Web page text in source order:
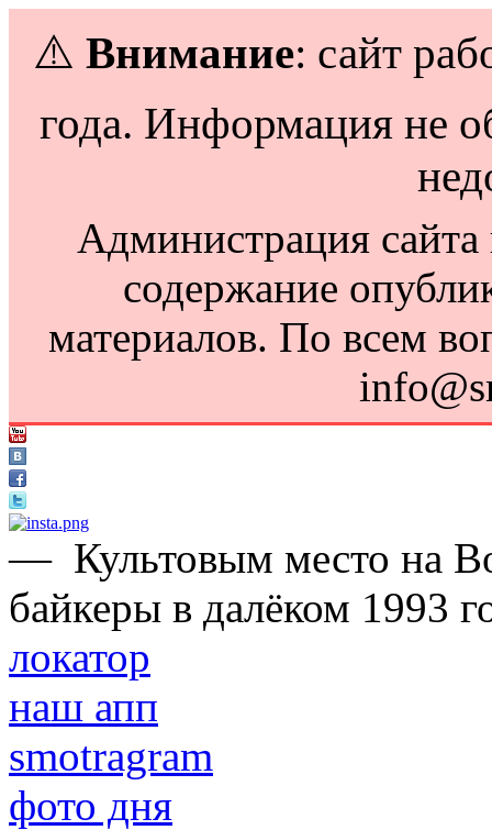
⚠️ Внимание: сайт
года. Информация не
Администрация сайта
содержание
материалов. По всем
— Культовым место на
байкеры в далёком 1993
локатор
наш апп
smotragram
фото дня